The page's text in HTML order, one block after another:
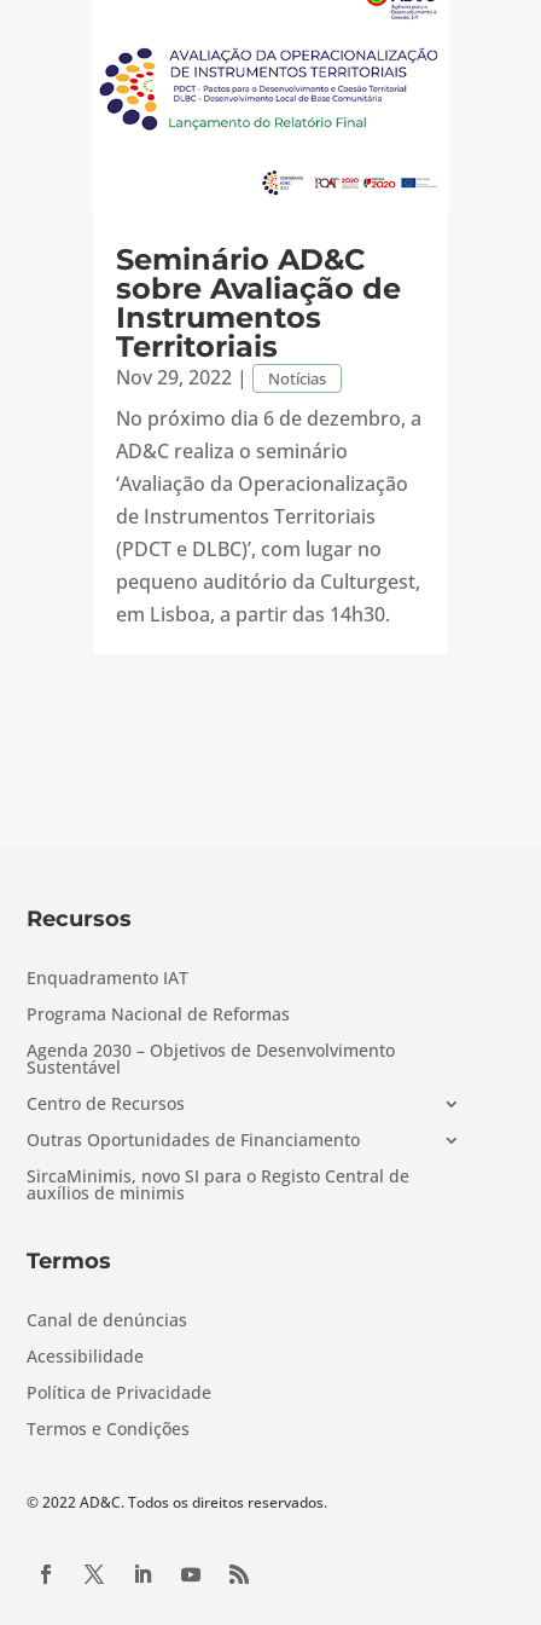
Seminário AD&C
sobre Avaliação de
Instrumentos
Territoriais
Nov 29, 2022| Notícias
No próximo dia 6 de dezembro, a
AD&C realiza o seminário
‘Avaliação da Operacionalização
de Instrumentos Territoriais
(PDCT e DLBC)’, com lugar no
pequeno auditório da Culturgest,
em Lisboa, a partir das 14h30.
Recursos
Enquadramento IAT
Programa Nacional de Reformas
Agenda 2030 – Objetivos de Desenvolvimento
Sustentável
Centro de Recursos
Outras Oportunidades de Financiamento
SircaMinimis, novo SI para o Registo Central de
auxílios de minimis
Termos
Canal de denúncias
Acessibilidade
Política de Privacidade
Termos e Condições
© 2022 AD&C. Todos os direitos reservados.